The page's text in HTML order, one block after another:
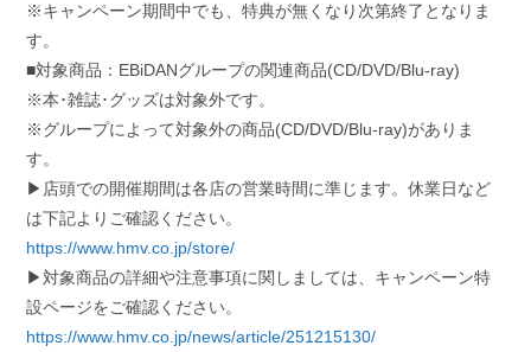
※キャンペーン期間中でも、特典が無くなり次第終了となりま
す。
■対象商品：EBiDANグループの関連商品(CD/DVD/Blu-ray)
※本･雑誌･グッズは対象外です。
※グループによって対象外の商品(CD/DVD/Blu-ray)がありま
す。
▶店頭での開催期間は各店の営業時間に準じます。休業日など
は下記よりご確認ください。
https://www.hmv.co.jp/store/
▶対象商品の詳細や注意事項に関しましては、キャンペーン特
設ページをご確認ください。
https://www.hmv.co.jp/news/article/251215130/